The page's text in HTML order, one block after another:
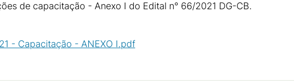
de capacitação - Anexo I do Edital n° 66/2021 DG-CB.
- Capacitação - ANEXO I.pdf